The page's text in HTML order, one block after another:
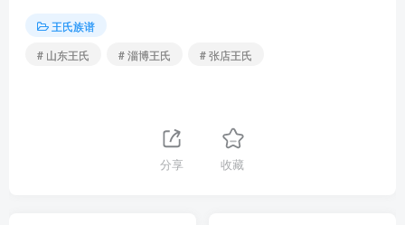
王氏族谱
# 山东王氏
# 淄博王氏 # 张店王氏
分享 收藏